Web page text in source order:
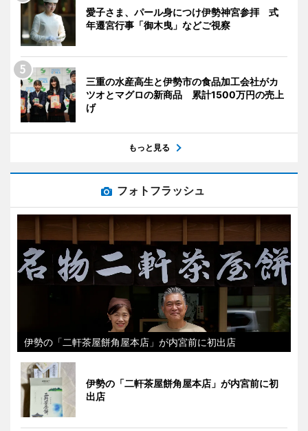
愛子さま、パール身につけ伊勢神宮参拝 式
年遷宮行事「御木曳」などご視察
三重の水産高生と伊勢市の食品加工会社がカ
ツオとマグロの新商品 累計1500万円の売上
げ
もっと見る
フォトフラッシュ
伊勢の「二軒茶屋餅角屋本店」が内宮前に初出店
伊勢の「二軒茶屋餅角屋本店」が内宮前に初
出店